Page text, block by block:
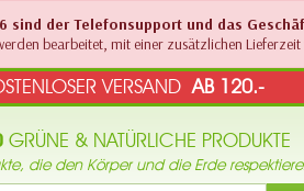
sind der Telefonsupport und das
bearbeitet, mit einer zusätzlichen Lieferzeit
VERSANDAB 120.-
GRÜNE & NATÜRLICHE PRODUKTE
die den Körper und die Erde